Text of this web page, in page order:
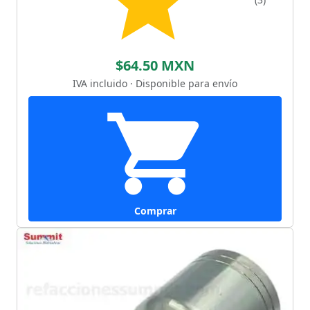
$64.50 MXN
IVA incluido · Disponible para envío
Comprar